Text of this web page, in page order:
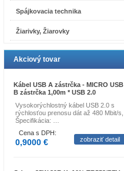
Spájkovacia technika
Žiarivky, Žiarovky
Akciový tovar
Kábel USB A zástrčka - MICRO USB
B zástrčka 1,00m * USB 2.0
Vysokorýchlostný kábel USB 2.0 s
rýchlosťou prenosu dát až 480 Mbit/s,
Špecifikácia: …
Cena s DPH:
0,9000 € zobraziť detail